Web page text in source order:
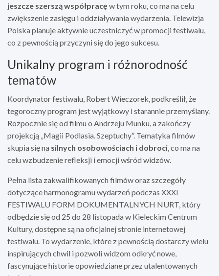
jeszcze szerszą współpracę w tym roku, co ma na celu
zwiększenie zasięgu i oddziaływania wydarzenia. Telewizja
Polska planuje aktywnie uczestniczyć w promocji festiwalu,
co z pewnością przyczyni się do jego sukcesu.
Unikalny program i różnorodność
tematów
Koordynator festiwalu, Robert Wieczorek, podkreślił, że
tegoroczny program jest wyjątkowy i starannie przemyślany.
Rozpocznie się od filmu o Andrzeju Munku, a zakończy
projekcją „Magii Podlasia. Szeptuchy”. Tematyka filmów
skupia się na silnych osobowościach i dobroci , co ma na
celu wzbudzenie refleksji i emocji wśród widzów.
Pełna lista zakwalifikowanych filmów oraz szczegóły
dotyczące harmonogramu wydarzeń podczas XXXI
FESTIWALU FORM DOKUMENTALNYCH NURT, który
odbędzie się od 25 do 28 listopada w Kieleckim Centrum
Kultury, dostępne są na oficjalnej stronie internetowej
festiwalu. To wydarzenie, które z pewnością dostarczy wielu
inspirujących chwil i pozwoli widzom odkryć nowe,
fascynujące historie opowiedziane przez utalentowanych